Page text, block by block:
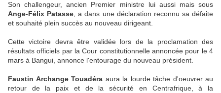
Son challengeur, ancien Premier ministre lui aussi mais sous
Ange-Félix Patasse , a dans une déclaration reconnu sa défaite
et souhaité plein succès au nouveau dirigeant.
Cette victoire devra être validée lors de la proclamation des
résultats officiels par la Cour constitutionnelle annoncée pour le 4
mars à Bangui, annonce l'entourage du nouveau président.
Faustin Archange Touadéra aura la lourde tâche d'oeuvrer au
retour de la paix et de la sécurité en Centrafrique, à la